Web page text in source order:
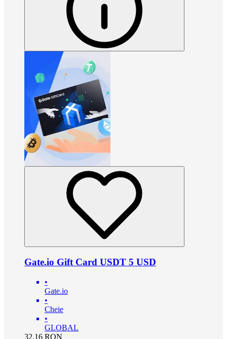
Gate.io Gift Card USDT 5 USD
•
Gate.io
•
Cheie
•
GLOBAL
32.16 RON